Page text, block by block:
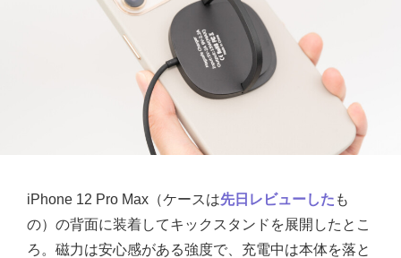
iPhone 12 Pro Max（ケースは先日レビューした も
の）の背面に装着してキックスタンドを展開したとこ
ろ。磁力は安心感がある強度で、充電中は本体を落と